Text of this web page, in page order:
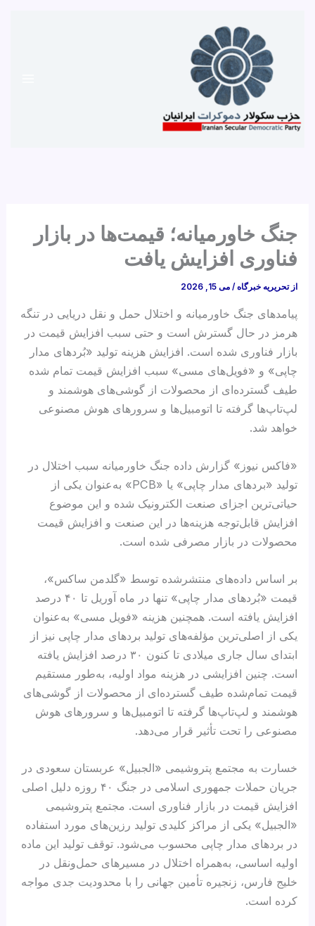
جنگ خاورمیانه؛ قیمت‌ها در بازار
فناوری افزایش یافت
از تحریریه خبرگاه/می 15, 2026
پیامدهای جنگ خاورمیانه و اختلال حمل و نقل دریایی در تنگه
هرمز در حال گسترش است و حتی سبب افزایش قیمت در
بازار فناوری شده است. افزایش هزینه تولید «بُردهای مدار
چاپی» و «فویل‌های مسی» سبب افزایش قیمت تمام شده
طیف گسترده‌ای از محصولات از گوشی‌های هوشمند و
لپ‌تاپ‌ها گرفته تا اتومبیل‌ها و سرورهای هوش مصنوعی
خواهد شد.
«فاکس نیوز» گزارش داده جنگ خاورمیانه سبب اختلال در
تولید «بردهای مدار چاپی» یا «PCB» به‌عنوان یکی از
حیاتی‌ترین اجزای صنعت الکترونیک شده و این موضوع
افزایش قابل‌توجه هزینه‌ها در این صنعت و افزایش قیمت
محصولات در بازار مصرفی شده است.
بر اساس داده‌های منتشرشده توسط «گلدمن ساکس»،
قیمت «بُردهای مدار چاپی» تنها در ماه آوریل تا ۴۰ درصد
افزایش یافته است. همچنین هزینه «فویل مسی» به‌عنوان
یکی از اصلی‌ترین مؤلفه‌های تولید بردهای مدار چاپی نیز از
ابتدای سال جاری میلادی تا کنون ۳۰ درصد افزایش یافته
است. چنین افزایشی در هزینه مواد اولیه، به‌طور مستقیم
قیمت تمام‌شده طیف گسترده‌ای از محصولات از گوشی‌های
هوشمند و لپ‌تاپ‌ها گرفته تا اتومبیل‌ها و سرورهای هوش
مصنوعی را تحت تأثیر قرار می‌دهد.
خسارت به مجتمع پتروشیمی «الجبیل» عربستان سعودی در
جریان حملات جمهوری اسلامی در جنگ ۴۰ روزه دلیل اصلی
افزایش قیمت در بازار فناوری است. مجتمع پتروشیمی
«الجبیل» یکی از مراکز کلیدی تولید رزین‌های مورد استفاده
در بردهای مدار چاپی محسوب می‌شود. توقف تولید این ماده
اولیه اساسی، به‌همراه اختلال در مسیرهای حمل‌ونقل در
خلیج فارس، زنجیره تأمین جهانی را با محدودیت جدی مواجه
کرده است.